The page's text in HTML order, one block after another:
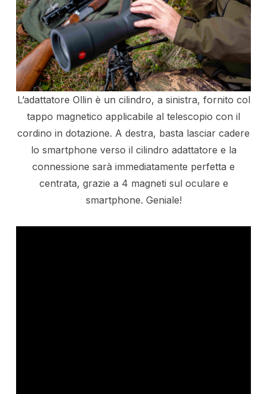
L’adattatore Ollin è un cilindro, a sinistra, fornito col
tappo magnetico applicabile al telescopio con il
cordino in dotazione. A destra, basta lasciar cadere
lo smartphone verso il cilindro adattatore e la
connessione sarà immediatamente perfetta e
centrata, grazie a 4 magneti sul oculare e
smartphone. Geniale!